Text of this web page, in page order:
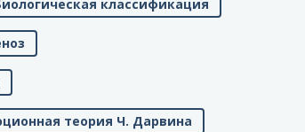
классификация
теория Ч. Дарвина